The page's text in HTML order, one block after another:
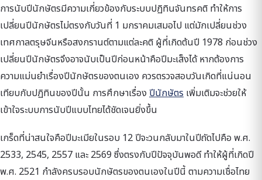
การนับปีนักษัตรมีความเกี่ยวข้องกับระบบปฏิทินจันทรคติ ทำให้การ
เปลี่ยนปีนักษัตรไม่ตรงกับวันที่ 1 มกราคมเสมอไป แต่มักเปลี่ยนช่วง
เทศกาลตรุษจีนหรือสงกรานต์ตามแต่ละคติ ผู้ที่เกิดต้นปี 1978 ก่อนช่วง
เปลี่ยนปีนักษัตรจึงอาจนับเป็นปีก่อนหน้าคือปีมะเส็งได้ หากต้องการ
ความแม่นยำเรื่องปีนักษัตรของตนเอง ควรตรวจสอบวันเกิดที่แน่นอน
เทียบกับปฏิทินของปีนั้น การศึกษาเรื่อง ปีนักษัตร เพิ่มเติมจะช่วยให้
เข้าใจระบบการนับปีแบบไทยได้ชัดเจนยิ่งขึ้น
เกร็ดที่น่าสนใจคือปีมะเมียในรอบ 12 ปีจะวนกลับมาในปีถัดไปคือ พ.ศ.
2533, 2545, 2557 และ 2569 ซึ่งตรงกับปีปัจจุบันพอดี ทำให้ผู้ที่เกิดปี
พ.ศ. 2521 กำลังครบรอบนักษัตรของตนเองในปีนี้ ตามความเชื่อไทย